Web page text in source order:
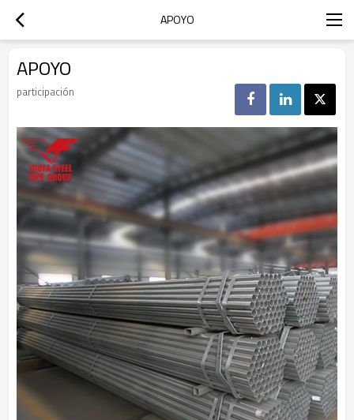
APOYO
APOYO
participación